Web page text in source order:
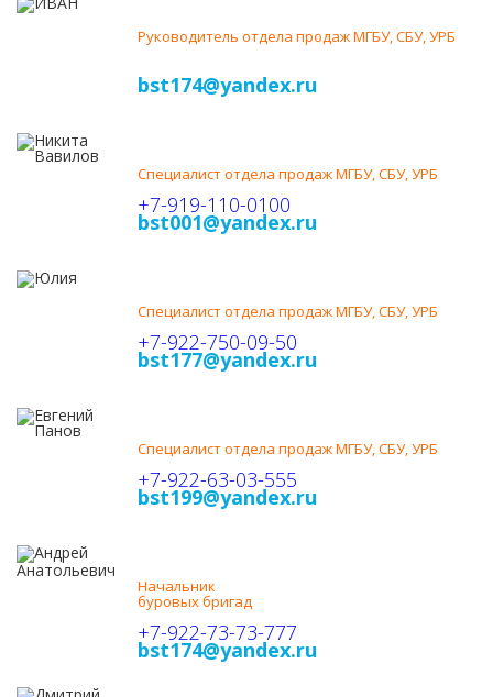
Руководитель отдела продаж МГБУ, СБУ, УРБ
bst174@yandex.ru
Специалист отдела продаж МГБУ, СБУ, УРБ
+7-919-110-0100
bst001@yandex.ru
Специалист отдела продаж МГБУ, СБУ, УРБ
+7-922-750-09-50
bst177@yandex.ru
Специалист отдела продаж МГБУ, СБУ, УРБ
+7-922-63-03-555
bst199@yandex.ru
Начальник
буровых бригад
+7-922-73-73-777
bst174@yandex.ru